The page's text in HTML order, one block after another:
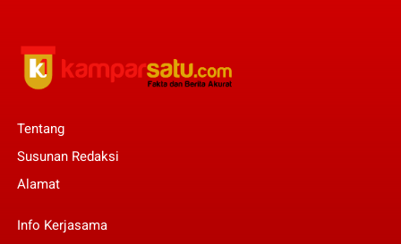
Tentang
Susunan Redaksi
Alamat
Info Kerjasama